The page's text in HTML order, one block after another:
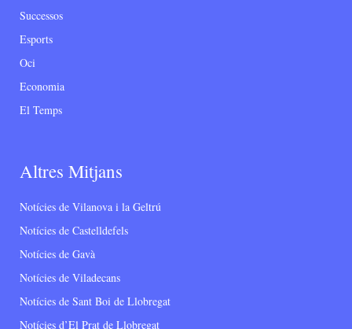
Successos
Esports
Oci
Economia
El Temps
Altres Mitjans
Notícies de Vilanova i la Geltrú
Notícies de Castelldefels
Notícies de Gavà
Notícies de Viladecans
Notícies de Sant Boi de Llobregat
Notícies d’El Prat de Llobregat